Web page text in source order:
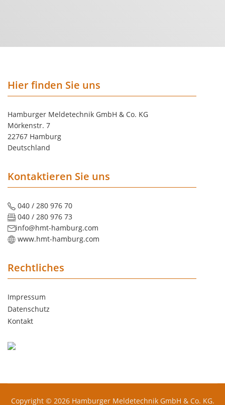
Hier finden Sie uns
Hamburger Meldetechnik GmbH & Co. KG
Mörkenstr. 7
22767 Hamburg
Deutschland
Kontaktieren Sie uns
040 / 280 976 70
040 / 280 976 73
info@hmt-hamburg.com
www.hmt-hamburg.com
Rechtliches
Impressum
Datenschutz
Kontakt
Copyright © 2026 Hamburger Meldetechnik GmbH & Co. KG.